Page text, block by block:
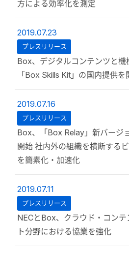
方による効率化を測定
2019.07.23
プレスリリース
Box、デジタルコンテンツと機
「Box Skills Kit」の国内提供を
2019.07.16
プレスリリース
Box、「Box Relay」新バージ
開始 社内外の組織を横断する
を簡素化・加速化
2019.07.11
プレスリリース
NECとBox、クラウド・コン
ト分野における協業を強化